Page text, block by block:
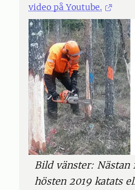
video på Youtube.
Bild vänster: Nästan
hösten 2019 katats